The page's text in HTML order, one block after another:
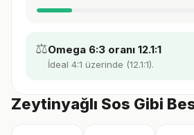
⚖️Omega 6:3 oranı 12.1:1
İdeal 4:1 üzerinde (12.1:1).
Zeytinyağlı Sos Gibi